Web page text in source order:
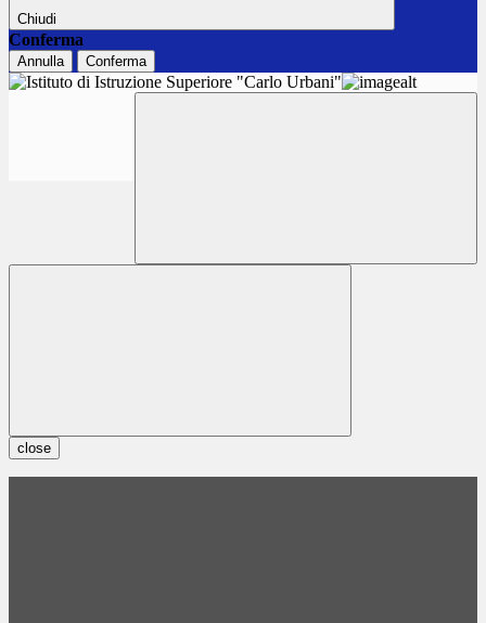
Chiudi
Conferma
Annulla Conferma
close